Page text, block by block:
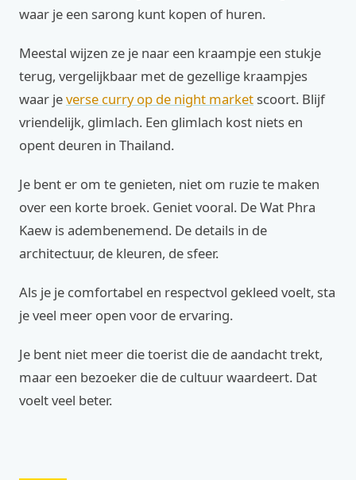
waar je een sarong kunt kopen of huren.
Meestal wijzen ze je naar een kraampje een stukje
terug, vergelijkbaar met de gezellige kraampjes
waar jeverse curry op de night market scoort. Blijf
vriendelijk, glimlach. Een glimlach kost niets en
opent deuren in Thailand.
Je bent er om te genieten, niet om ruzie te maken
over een korte broek. Geniet vooral. De Wat Phra
Kaew is adembenemend. De details in de
architectuur, de kleuren, de sfeer.
Als je je comfortabel en respectvol gekleed voelt, sta
je veel meer open voor de ervaring.
Je bent niet meer die toerist die de aandacht trekt,
maar een bezoeker die de cultuur waardeert. Dat
voelt veel beter.